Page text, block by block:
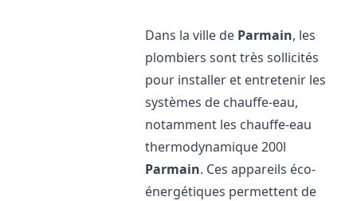
Dans la ville de Parmain, les
plombiers sont très sollicités
pour installer et entretenir les
systèmes de chauffe-eau,
notamment les chauffe-eau
thermodynamique 200l
Parmain. Ces appareils éco-
énergétiques permettent de